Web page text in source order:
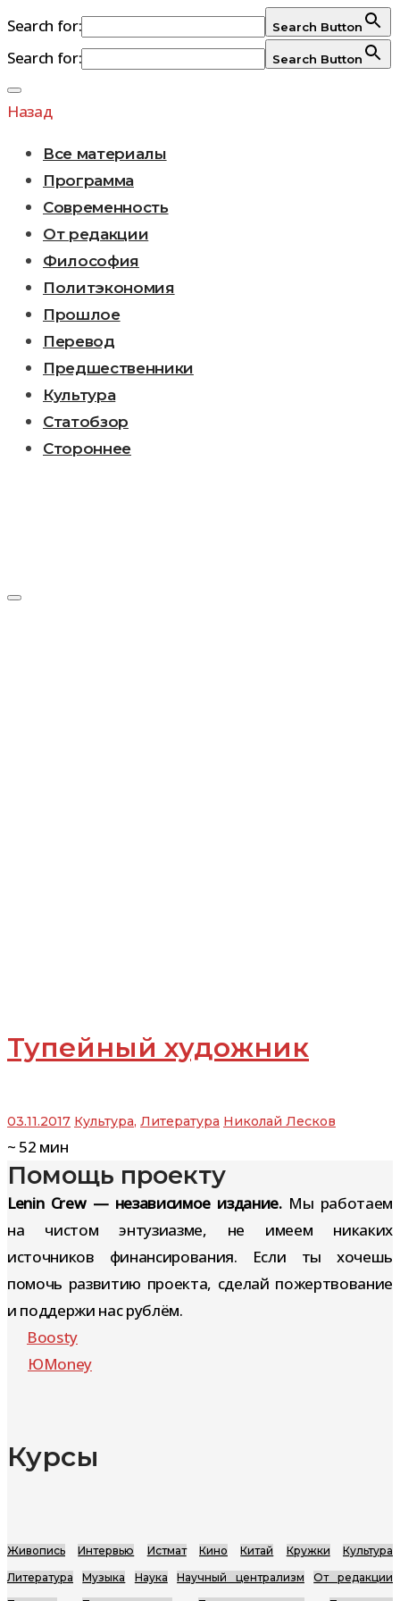
Search for: Search Button
Search for: Search Button
Перейти
к
Назад
Все материалы
Программа
Современность
От редакции
Философия
Политэкономия
Прошлое
Перевод
Предшественники
Культура
Статобзор
Стороннее
Тупейный художник
03.11.2017 Культура, Литература Николай Лесков
~ 52 мин
Помощь проекту
Lenin Crew — независимое издание.Мы работаем
на чистом энтузиазме, не имеем никаких
источников финансирования. Если ты хочешь
помочь развитию проекта, сделай пожертвование
и поддержи нас рублём.
Boosty
ЮMoney
Курсы
Живопись Интервью Истмат Кино Китай Кружки
Культура
Литература
Музыка Наука Научный централизм
От редакции